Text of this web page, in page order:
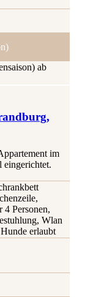
ab
im
eingerichtet.
4 Personen,
Wlan
erlaubt